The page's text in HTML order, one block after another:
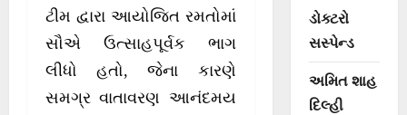
ટીમ દ્વારા આયોજિત રમતોમાં
સૌએ ઉત્સાહપૂર્વક ભાગ
લીધો હતો, જેના કારણે
સમગ્ર વાતાવરણ આનંદમય
ડોક્ટરો
સસ્પેન્ડ
અમિત શાહ
દિલ્હી